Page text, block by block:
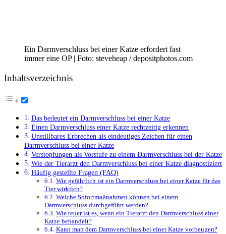
Ein Darmverschluss bei einer Katze erfordert fast
immer eine OP | Foto: steveheap / depositphotos.com
Inhaltsverzeichnis
Das bedeutet ein Darmverschluss bei einer Katze
Einen Darmverschluss einer Katze rechtzeitig erkennen
Unstillbares Erbrechen als eindeutiges Zeichen für einen
Darmverschluss bei einer Katze
Verstopfungen als Vorstufe zu einem Darmverschluss bei der Katze
Wie der Tierarzt den Darmverschluss bei einer Katze diagnostiziert
Häufig gestellte Fragen (FAQ)
Wie gefährlich ist ein Darmverschluss bei einer Katze für das
Tier wirklich?
Welche Sofortmaßnahmen können bei einem
Darmverschluss durchgeführt werden?
Wie teuer ist es, wenn ein Tierarzt den Darmverschluss einer
Katze behandelt?
Kann man dem Darmverschluss bei einer Katze vorbeugen?